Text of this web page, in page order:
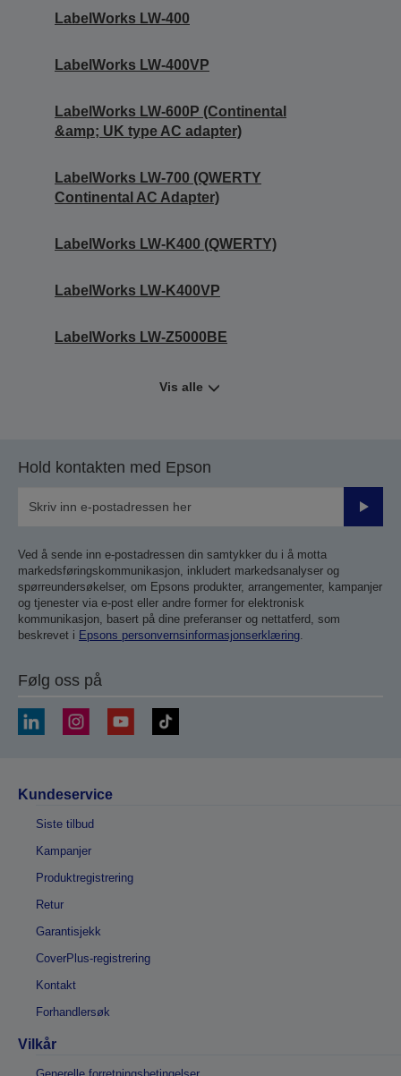
LabelWorks LW-400
LabelWorks LW-400VP
LabelWorks LW-600P (Continental
&amp; UK type AC adapter)
LabelWorks LW-700 (QWERTY
Continental AC Adapter)
LabelWorks LW-K400 (QWERTY)
LabelWorks LW-K400VP
LabelWorks LW-Z5000BE
Vis alle
Hold kontakten med Epson
Send
Ved å sende inn e-postadressen din samtykker du i å motta
markedsføringskommunikasjon, inkludert markedsanalyser og
spørreundersøkelser, om Epsons produkter, arrangementer, kampanjer
og tjenester via e-post eller andre former for elektronisk
kommunikasjon, basert på dine preferanser og nettatferd, som
beskrevet i Epsons personvernsinformasjonserklæring
Følg oss på
Kundeservice
Siste tilbud
Kampanjer
Produktregistrering
Retur
Garantisjekk
CoverPlus-registrering
Kontakt
Forhandlersøk
Vilkår